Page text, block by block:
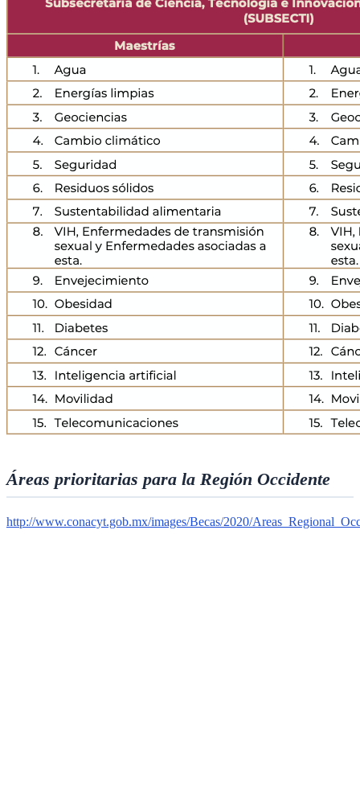
Áreas prioritarias para la Región Occidente
http://www.conacyt.gob.mx/images/Becas/2020/